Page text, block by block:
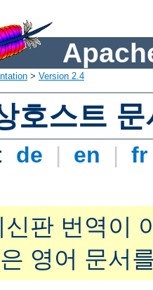
> Version 2.4
호스트 문
de | en |
판 번역이
영어 문서